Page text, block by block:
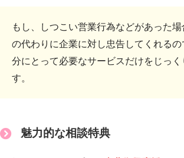
もし、しつこい営業行為などがあった
の代わりに企業に対し忠告してくれるの
分にとって必要なサービスだけをじっく
す。
魅力的な相談特典